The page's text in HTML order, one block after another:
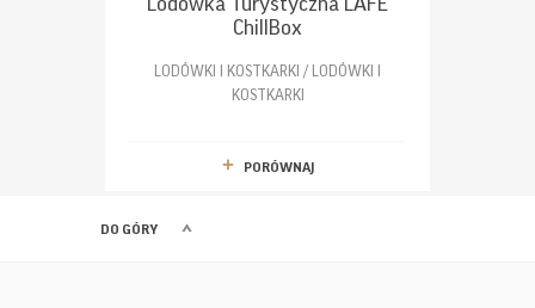
ChillBox
LODÓWKI I KOSTKARKI / LODÓWKI I
KOSTKARKI
PORÓWNAJ
DO GÓRY